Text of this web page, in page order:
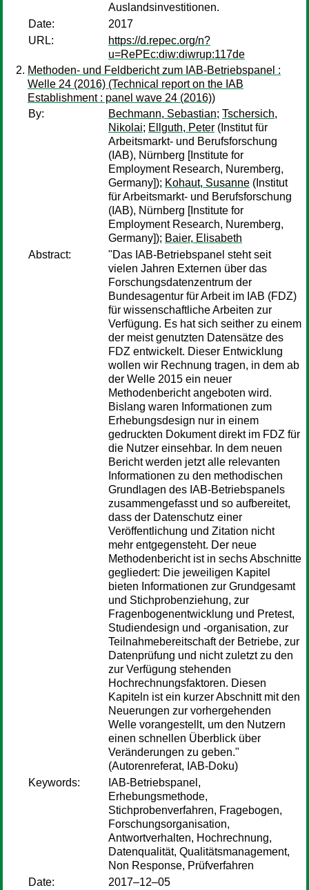
Auslandsinvestitionen.
Date:
2017
URL:
https://d.repec.org/n?
u=RePEc:diw:diwrup:117de
Methoden- und Feldbericht zum IAB-Betriebspanel :
Welle 24 (2016) (Technical report on the IAB
Establishment : panel wave 24 (2016))
By:
Bechmann, Sebastian; Tschersich,
Nikolai; Ellguth, Peter (Institut für
Arbeitsmarkt- und Berufsforschung
(IAB), Nürnberg [Institute for
Employment Research, Nuremberg,
Germany]); Kohaut, Susanne (Institut
für Arbeitsmarkt- und Berufsforschung
(IAB), Nürnberg [Institute for
Employment Research, Nuremberg,
Germany]); Baier, Elisabeth
Abstract:
"Das IAB-Betriebspanel steht seit
vielen Jahren Externen über das
Forschungsdatenzentrum der
Bundesagentur für Arbeit im IAB (FDZ)
für wissenschaftliche Arbeiten zur
Verfügung. Es hat sich seither zu einem
der meist genutzten Datensätze des
FDZ entwickelt. Dieser Entwicklung
wollen wir Rechnung tragen, in dem ab
der Welle 2015 ein neuer
Methodenbericht angeboten wird.
Bislang waren Informationen zum
Erhebungsdesign nur in einem
gedruckten Dokument direkt im FDZ für
die Nutzer einsehbar. In dem neuen
Bericht werden jetzt alle relevanten
Informationen zu den methodischen
Grundlagen des IAB-Betriebspanels
zusammengefasst und so aufbereitet,
dass der Datenschutz einer
Veröffentlichung und Zitation nicht
mehr entgegensteht. Der neue
Methodenbericht ist in sechs Abschnitte
gegliedert: Die jeweiligen Kapitel
bieten Informationen zur Grundgesamt
und Stichprobenziehung, zur
Fragenbogenentwicklung und Pretest,
Studiendesign und -organisation, zur
Teilnahmebereitschaft der Betriebe, zur
Datenprüfung und nicht zuletzt zu den
zur Verfügung stehenden
Hochrechnungsfaktoren. Diesen
Kapiteln ist ein kurzer Abschnitt mit den
Neuerungen zur vorhergehenden
Welle vorangestellt, um den Nutzern
einen schnellen Überblick über
Veränderungen zu geben."
(Autorenreferat, IAB-Doku)
Keywords:
IAB-Betriebspanel,
Erhebungsmethode,
Stichprobenverfahren, Fragebogen,
Forschungsorganisation,
Antwortverhalten, Hochrechnung,
Datenqualität, Qualitätsmanagement,
Non Response, Prüfverfahren
Date:
2017–12–05